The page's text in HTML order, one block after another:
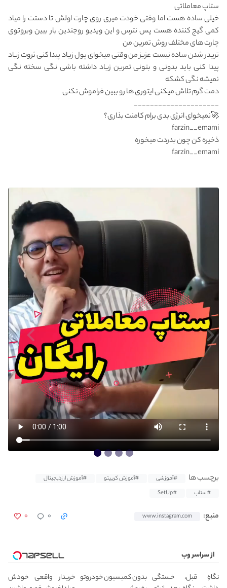
ستاپ معاملاتی
خیلی ساده هست اما وقتی خودت میری روی چارت اولش تا دستت را میاد
کمی گیج کننده هست پس نترس و این ویدیو رو‌جندین بار ببین و‌برو‌توی
چارت های مختلف روش تمرین من
تریدر شدن ساده نیست عزیز من وقتی میخوای پول زیاد پیدا کنی ثروت زیاد
پیدا کنی باید بدونی و بتونی تمرین زیاد داشته باشی نگی سخته نگی
نمیشه نگی کشکه
دمت گرم تلاش میکنی ایتوری ها رو ببین فراموش نکنی
_____________________
farzin__emami
farzin__emami
برچسب ها #آموزشی #آموزش کریپتو
#آموزش ارزدیجیتال
#ستاپ
#SetUp
منبع: www.instagram.com ۰ ۰
از سراسر وب
نگاهِ قبل، خستگی بدون کمیسیون خودروتو خریدار واقعی خودش